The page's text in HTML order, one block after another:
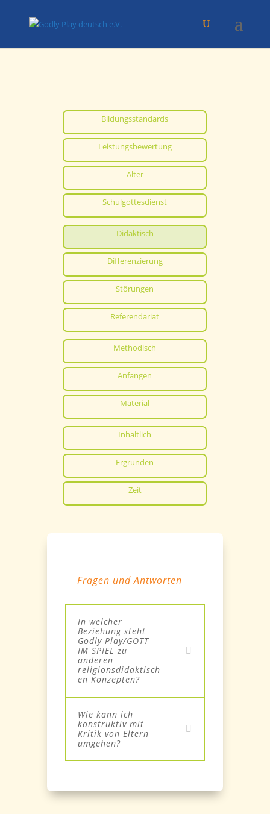
Bildungsstandards
Leistungsbewertung
Alter
Schulgottesdienst
Didaktisch
Differenzierung
Störungen
Referendariat
Methodisch
Anfangen
Material
Inhaltlich
Ergründen
Zeit
Fragen und Antworten
In welcher
Beziehung steht
Godly Play/GOTT
IM SPIEL zu
anderen
religionsdidaktisch
en Konzepten?
Wie kann ich
konstruktiv mit
Kritik von Eltern
umgehen?